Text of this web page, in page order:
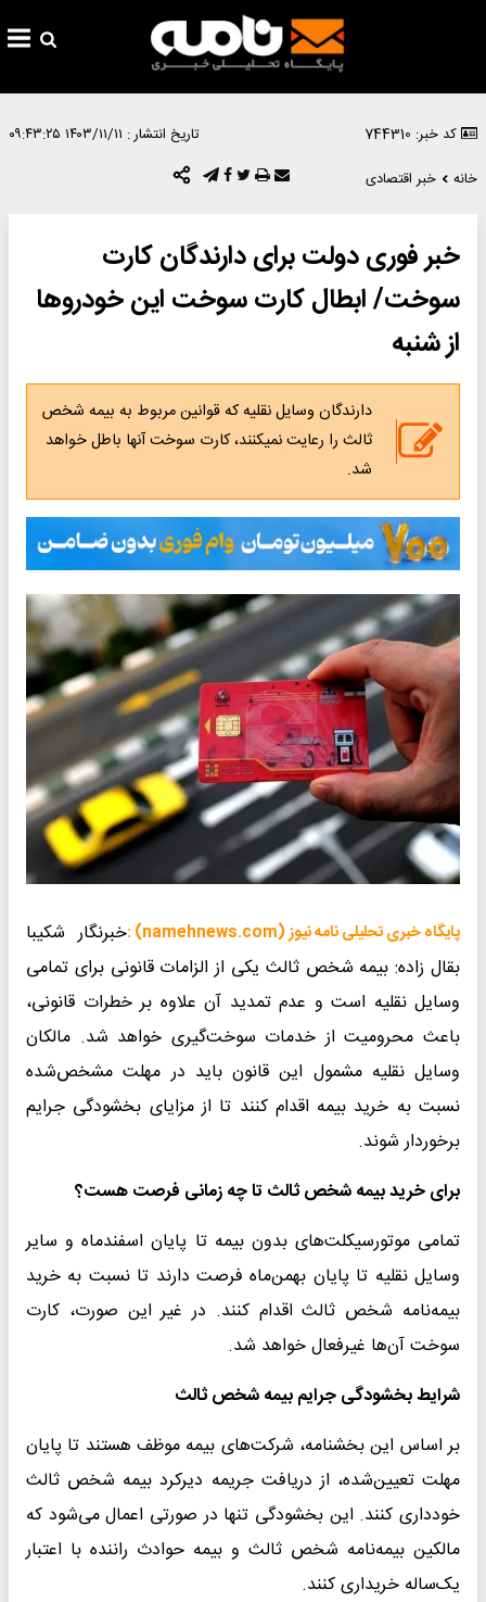
کد خبر: 744310 تاریخ انتشار : ۱۴۰۳/۱۱/۱۱ ۰۹:۴۳:۲۵
خانه
خبر اقتصادی
خبر فوری دولت برای دارندگان کارت
سوخت/ ابطال کارت سوخت این خودروها
از شنبه
دارندگان وسایل نقلیه که قوانین مربوط به بیمه شخص
ثالث را رعایت نمیکنند، کارت سوخت آنها باطل خواهد
شد.
پایگاه خبری تحلیلی نامه نیوز (namehnews.com) :
خبرنگار شکیبا
بقال زاده: بیمه شخص ثالث یکی از الزامات قانونی برای تمامی
وسایل نقلیه است و عدم تمدید آن علاوه بر خطرات قانونی،
باعث محرومیت از خدمات سوخت‌گیری خواهد شد. مالکان
وسایل نقلیه مشمول این قانون باید در مهلت مشخص‌شده
نسبت به خرید بیمه اقدام کنند تا از مزایای بخشودگی جرایم
برخوردار شوند.
برای خرید بیمه شخص ثالث تا چه زمانی فرصت هست؟
تمامی موتورسیکلت‌های بدون بیمه تا پایان اسفندماه و سایر
وسایل نقلیه تا پایان بهمن‌ماه فرصت دارند تا نسبت به خرید
بیمه‌نامه شخص ثالث اقدام کنند. در غیر این صورت، کارت
سوخت آن‌ها غیرفعال خواهد شد.
شرایط بخشودگی جرایم بیمه‌ شخص ثالث
بر اساس این بخشنامه، شرکت‌های بیمه موظف هستند تا پایان
مهلت تعیین‌شده، از دریافت جریمه دیرکرد بیمه شخص ثالث
خودداری کنند. این بخشودگی تنها در صورتی اعمال می‌شود که
مالکین بیمه‌نامه شخص ثالث و بیمه حوادث راننده با اعتبار
یک‌ساله خریداری کنند.